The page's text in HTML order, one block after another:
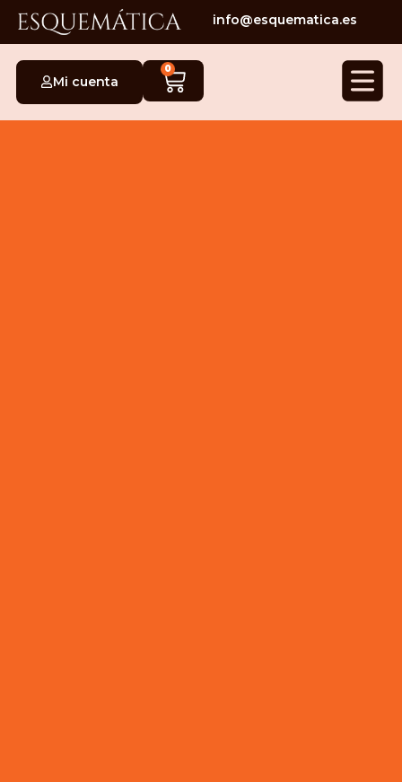
info@esquematica.es
Mi cuenta
0